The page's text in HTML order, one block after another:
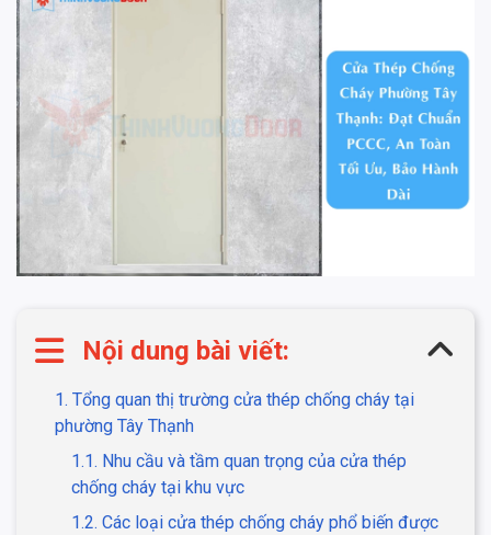
Nội dung bài viết:
1. Tổng quan thị trường cửa thép chống cháy tại
phường Tây Thạnh
1.1. Nhu cầu và tầm quan trọng của cửa thép
chống cháy tại khu vực
1.2. Các loại cửa thép chống cháy phổ biến được